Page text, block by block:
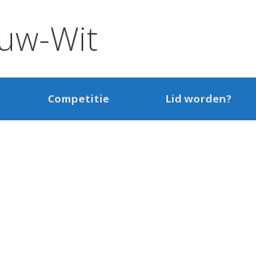
Wit
Competitie Lid worden?